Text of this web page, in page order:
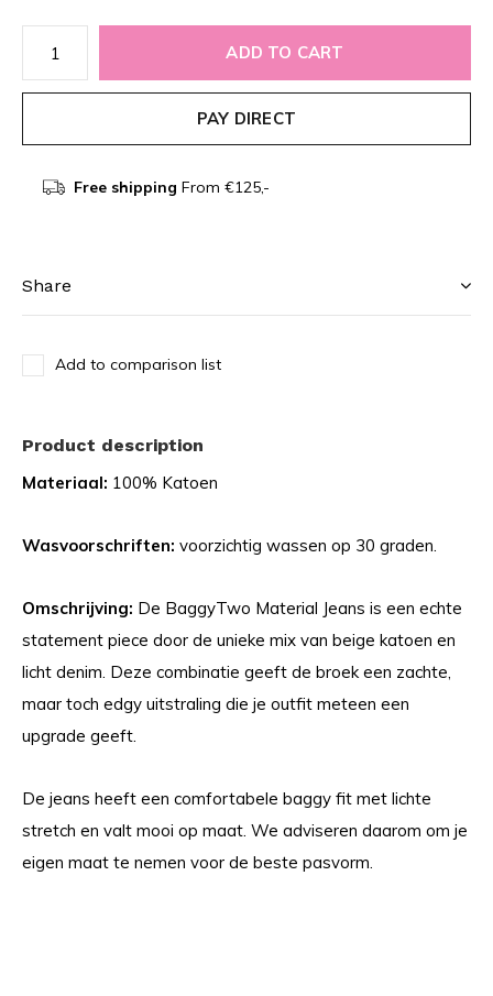
ADD TO CART
PAY DIRECT
Free shipping From €125,-
Share
Add to comparison list
Product description
Materiaal: 100% Katoen
Wasvoorschriften: voorzichtig wassen op 30 graden.
Omschrijving: De BaggyTwo Material Jeans is een echte
statement piece door de unieke mix van beige katoen en
licht denim. Deze combinatie geeft de broek een zachte,
maar toch edgy uitstraling die je outfit meteen een
upgrade geeft.
De jeans heeft een comfortabele baggy fit met lichte
stretch en valt mooi op maat. We adviseren daarom om je
eigen maat te nemen voor de beste pasvorm.